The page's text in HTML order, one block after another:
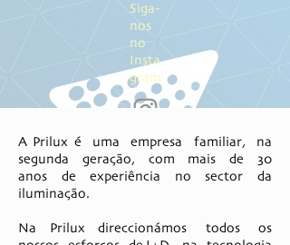
Siga-
nos
no
Insta
gram
A Prilux é uma empresa familiar, na
segunda geração, com mais de 30
anos de experiência no sector da
iluminação.​
Na Prilux direccionámos todos os